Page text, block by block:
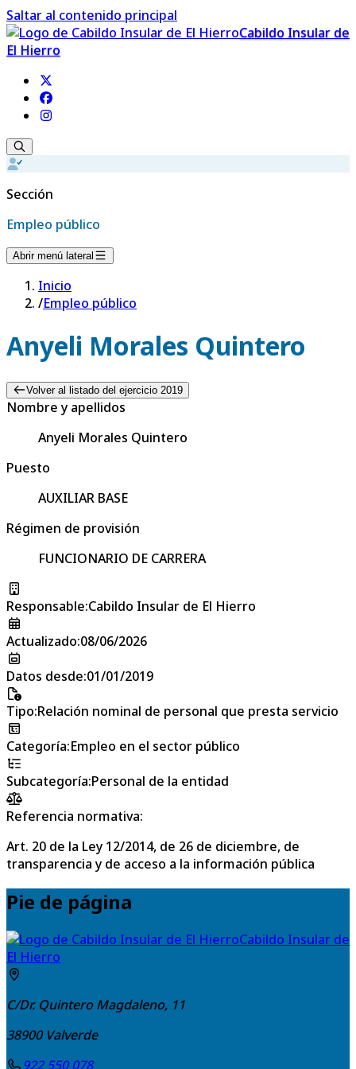
Saltar al contenido principal
Cabildo Insular de
El Hierro
Sección
Empleo público
Abrir menú lateral
Inicio
/Empleo público
Anyeli Morales Quintero
Volver al listado del ejercicio 2019
Nombre y apellidos
Anyeli Morales Quintero
Puesto
AUXILIAR BASE
Régimen de provisión
FUNCIONARIO DE CARRERA
Responsable:Cabildo Insular de El Hierro
Actualizado:08/06/2026
Datos desde:01/01/2019
Tipo:Relación nominal de personal que presta servicio
Categoría:Empleo en el sector público
Subcategoría:Personal de la entidad
Referencia normativa:
Art. 20 de la Ley 12/2014, de 26 de diciembre, de
transparencia y de acceso a la información pública
Pie de página
Cabildo Insular de
El Hierro
C/Dr. Quintero Magdaleno, 11
38900 Valverde
922 550 078